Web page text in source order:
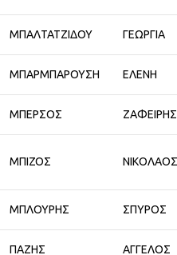
ΜΠΑΛΤΑΤΖΙΔΟΥ ΓΕΩΡΓΙΑ
ΜΠΑΡΜΠΑΡΟΥΣΗ ΕΛΕΝΗ
ΜΠΕΡΣΟΣ ΖΑΦΕΙΡΗΣ
ΜΠΙΖΟΣ ΝΙΚΟΛΑΟΣ
ΜΠΛΟΥΡΗΣ ΣΠΥΡΟΣ
ΠΑΖΗΣ ΑΓΓΕΛΟΣ